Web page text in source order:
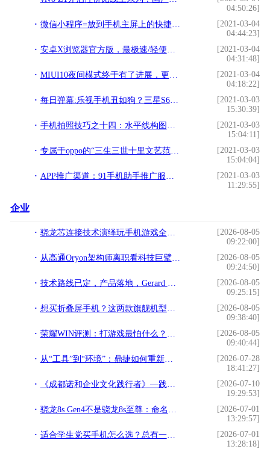
04:50:26]
微信小程序=放到手机主屏上的快捷方式？!
[2021-03-04
04:44:23]
安卓X浏览器官方版，最极速/轻便省流量的手机浏览器 v2.5.3!
[2021-03-04
04:31:48]
MIUI10夜间模式终于有了进展，更名为深色模式！!
[2021-03-04
04:18:22]
每日弹幕:乐视手机丑如狗？三星S6做梦秒杀iPhone 6!
[2021-03-03
15:30:39]
手机拍照技巧之十四：水平线构图，让画面显得稳定、安宁、平和!
[2021-03-03
15:04:11]
专属于oppo的“三生三世十里文艺范”的手机壳!
[2021-03-03
15:04:04]
APP推广渠道：91手机助手推广服务介绍!
[2021-03-03
11:29:55]
企业
骁龙芯连接技术演绎玩手机游戏全新体验
[2026-08-05
09:22:00]
从高通Oryon架构师离职看科技巨擘的体系化韧性
[2026-08-05
09:24:50]
技术路线已定，产品落地，Gerard Williams离职影响有限
[2026-08-05
09:25:15]
想买折叠屏手机？这两款旗舰机型可能是2026年的标准答案
[2026-08-05
09:38:40]
荣耀WIN评测：打游戏最怕什么？这台手机治好了我的焦虑
[2026-08-05
09:40:44]
从“工具”到“环境”：鼎捷如何重新定义AI原生企业基础设施
[2026-07-28
18:41:27]
《成都诺和企业文化践行者》—践行文化，榜样力量
[2026-07-10
19:29:53]
骁龙8s Gen4不是骁龙8s至尊：命名背后的技术真相
[2026-07-01
13:29:57]
适合学生党买手机怎么选？总有一款适合你
[2026-07-01
13:28:18]